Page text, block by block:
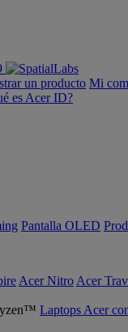
un producto Mi
es Acer ID?
Pantalla OLED
Acer Nitro Acer
Laptops Acer